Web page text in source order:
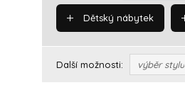
Dětský nábytek
Další možnosti: výběr stylu